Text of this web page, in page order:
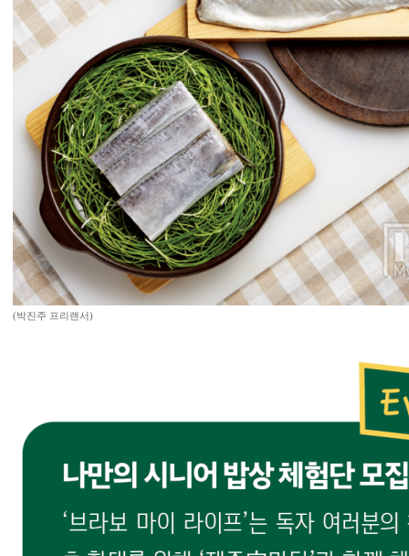
(박진주 프리랜서)